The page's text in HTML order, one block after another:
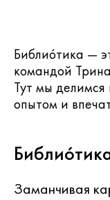
Библиóтика —
командой
Тут мы делимся
опытом и
Заманчивая